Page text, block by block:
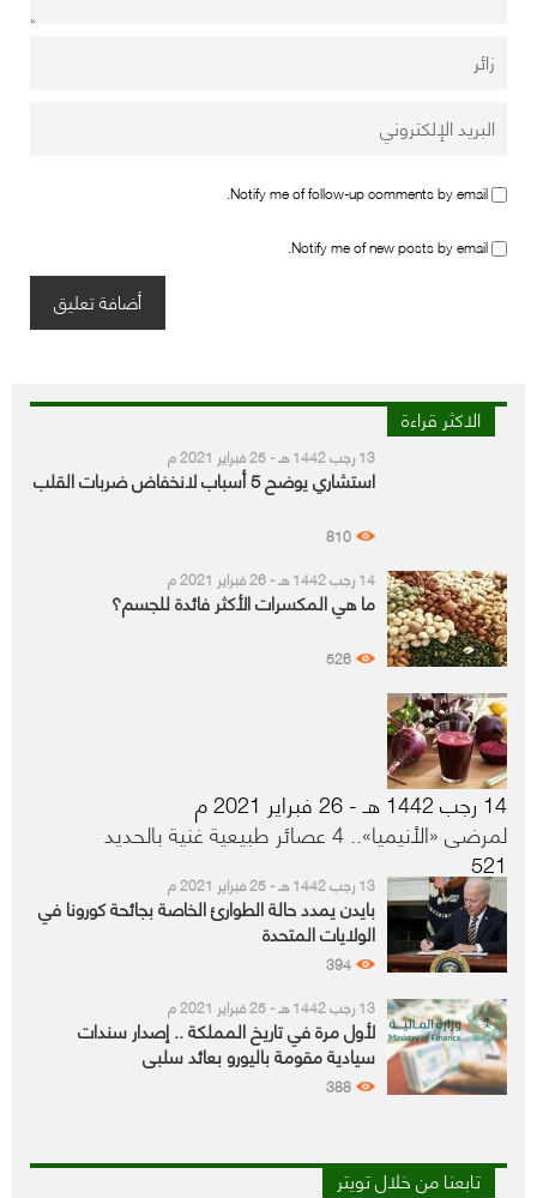
Notify me of follow-up comments by email.
Notify me of new posts by email.
الاكثر قراءة
13 رجب 1442 هـ - 25 فبراير 2021 م
استشاري يوضح 5 أسباب لانخفاض ضربات القلب
810
14 رجب 1442 هـ - 26 فبراير 2021 م
ما هي المكسرات الأكثر فائدة للجسم؟
526
14 رجب 1442 هـ - 26 فبراير 2021 م
لمرضى «الأنيميا».. 4 عصائر طبيعية غنية بالحديد
521
13 رجب 1442 هـ - 25 فبراير 2021 م
بايدن يمدد حالة الطوارئ الخاصة بجائحة كورونا في
الولايات المتحدة
394
13 رجب 1442 هـ - 25 فبراير 2021 م
لأول مرة في تاريخ المملكة .. إصدار سندات
سيادية مقومة باليورو بعائد سلبي
388
تابعنا من خلال تويتر